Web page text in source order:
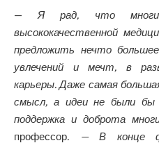
—Я рад, что
высококачественной
предложить нечто
увлечений и мечт, в
карьеры. Даже самая
смысл, а идеи не были бы
поддержка и доброта
профессор. — В конце